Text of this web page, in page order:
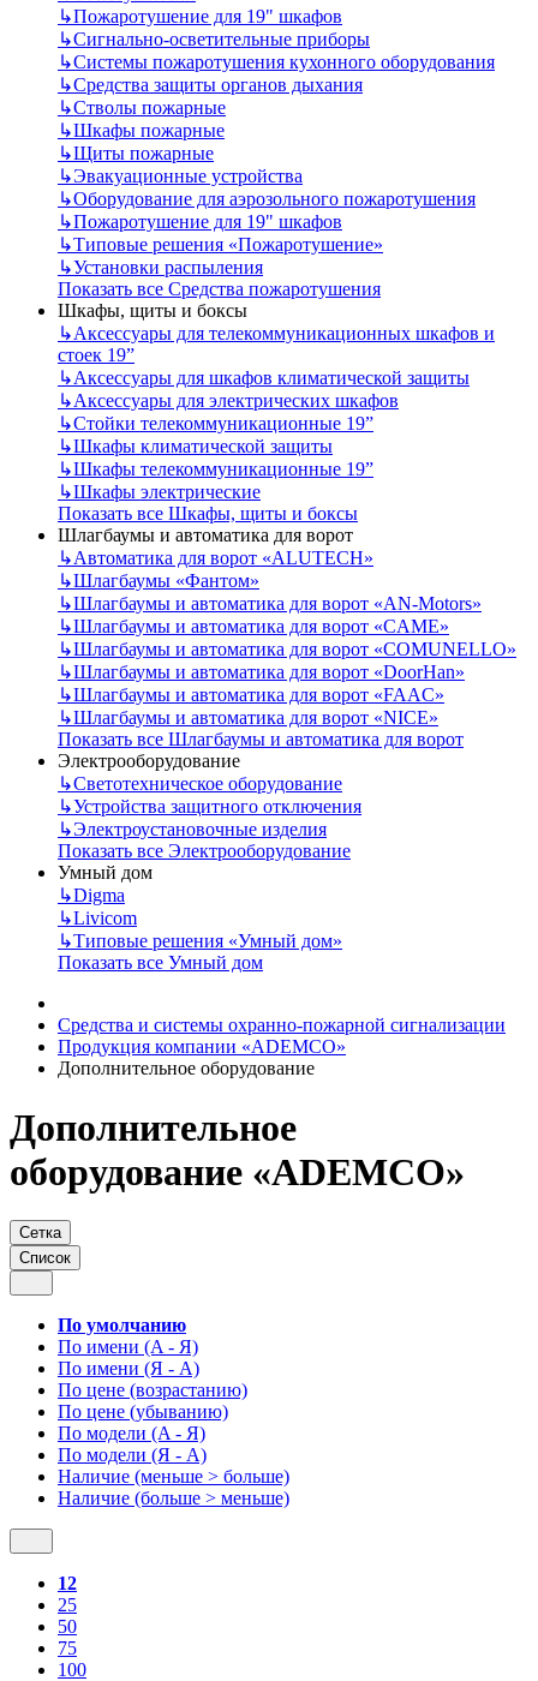
↳Пожаротушение для 19" шкафов
↳Сигнально-осветительные приборы
↳Системы пожаротушения кухонного оборудования
↳Средства защиты органов дыхания
↳Стволы пожарные
↳Шкафы пожарные
↳Щиты пожарные
↳Эвакуационные устройства
↳Оборудование для аэрозольного пожаротушения
↳Пожаротушение для 19" шкафов
↳Типовые решения «Пожаротушение»
↳Установки распыления
Показать все Средства пожаротушения
Шкафы, щиты и боксы
↳Аксессуары для телекоммуникационных шкафов и
стоек 19”
↳Аксессуары для шкафов климатической защиты
↳Аксессуары для электрических шкафов
↳Стойки телекоммуникационные 19”
↳Шкафы климатической защиты
↳Шкафы телекоммуникационные 19”
↳Шкафы электрические
Показать все Шкафы, щиты и боксы
Шлагбаумы и автоматика для ворот
↳Автоматика для ворот «ALUTECH»
↳Шлагбаумы «Фантом»
↳Шлагбаумы и автоматика для ворот «AN-Motors»
↳Шлагбаумы и автоматика для ворот «CAME»
↳Шлагбаумы и автоматика для ворот «COMUNELLO»
↳Шлагбаумы и автоматика для ворот «DoorHan»
↳Шлагбаумы и автоматика для ворот «FAAC»
↳Шлагбаумы и автоматика для ворот «NICE»
Показать все Шлагбаумы и автоматика для ворот
Электрооборудование
↳Светотехническое оборудование
↳Устройства защитного отключения
↳Электроустановочные изделия
Показать все Электрооборудование
Умный дом
↳Digma
↳Livicom
↳Типовые решения «Умный дом»
Показать все Умный дом
Средства и системы охранно-пожарной сигнализации
Продукция компании «ADEMCO»
Дополнительное оборудование
Дополнительное
оборудование «ADEMCO»
Сетка
Список
По умолчанию
По имени (A - Я)
По имени (Я - A)
По цене (возрастанию)
По цене (убыванию)
По модели (A - Я)
По модели (Я - A)
Наличие (меньше > больше)
Наличие (больше > меньше)
12
25
50
75
100